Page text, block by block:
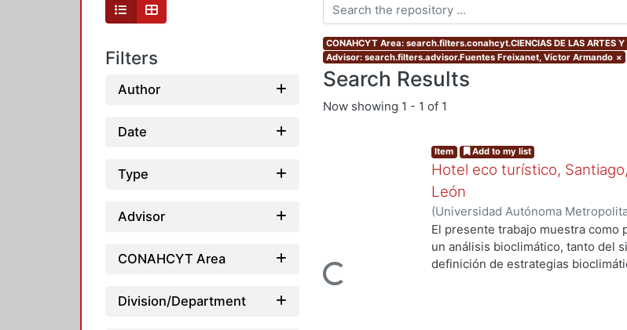
Filters
Author
Date
Type
Advisor
CONAHCYT Area
Division/Department
CONAHCYT Area: search.filters.conahcyt.CIENCIAS DE LAS ARTES Y
Advisor: search.filters.advisor.Fuentes Freixanet, Víctor Armando ×
Search Results
Now showing 1 - 1 of 1
Loading...
Item Add to my list
Hotel eco turístico,
León
(Universidad Autónoma
de Servicios de Información.,
El presente trabajo muestra como
un análisis bioclimático, tanto del
definición de estrategias